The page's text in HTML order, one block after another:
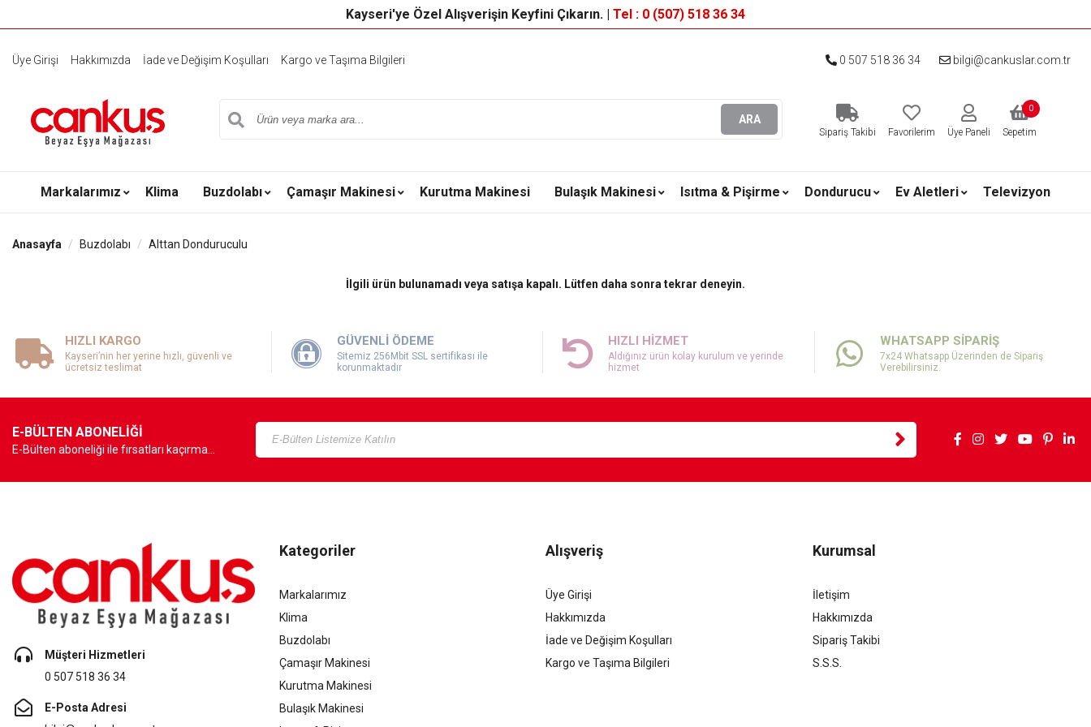
Kayseri'ye Özel Alışverişin Keyfini Çıkarın. | Tel : 0 (507) 518 36 34
Üye Girişi Hakkımızda İade ve Değişim Koşulları Kargo ve Taşıma Bilgileri 0 507 518 36 34 bilgi@cankuslar.com.tr
ARA
Sipariş Takibi Favorilerim Üye Paneli Sepetim
0
Markalarımız Klima Buzdolabı Çamaşır Makinesi Kurutma Makinesi Bulaşık Makinesi Isıtma & Pişirme Dondurucu Ev Aletleri Televizyon
Anasayfa Buzdolabı Alttan Donduruculu
İlgili ürün bulunamadı veya satışa kapalı. Lütfen daha sonra tekrar deneyin.
HIZLI KARGO
Kayseri’nin her yerine hızlı, güvenli ve
ücretsiz teslimat
GÜVENLİ ÖDEME
Sitemiz 256Mbit SSL sertifikası ile
korunmaktadır
HIZLI HİZMET
Aldığınız ürün kolay kurulum ve yerinde
hizmet
WHATSAPP SİPARİŞ
7x24 Whatsapp Üzerinden de Sipariş
Verebilirsiniz.
E-BÜLTEN ABONELİĞİ
E-Bülten aboneliği ile fırsatları kaçırma...
Müşteri Hizmetleri
0 507 518 36 34
E-Posta Adresi
Kategoriler
Markalarımız
Klima
Buzdolabı
Çamaşır Makinesi
Kurutma Makinesi
Bulaşık Makinesi
Alışveriş
Üye Girişi
Hakkımızda
İade ve Değişim Koşulları
Kargo ve Taşıma Bilgileri
Kurumsal
İletişim
Hakkımızda
Sipariş Takibi
S.S.S.